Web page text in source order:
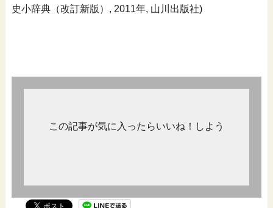
史小辞典（改訂新版）, 2011年, 山川出版社)
この記事が気に入ったらいいね！しよう